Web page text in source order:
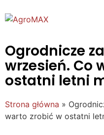
Ogrodnicze
wrzesień. Co
ostatni letni
Strona główna »
warto zrobić w ostatni